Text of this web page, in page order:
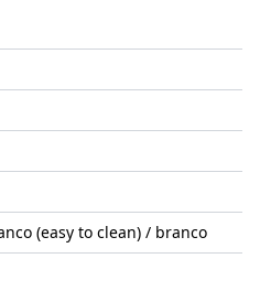
(easy to clean) / branco